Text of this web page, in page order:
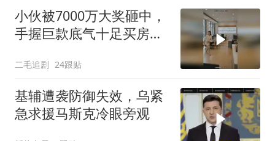
小伙被7000万大奖砸中，
手握巨款底气十足买房不
二毛追剧 24跟贴
基辅遭袭防御失效，乌紧
急求援马斯克冷眼旁观